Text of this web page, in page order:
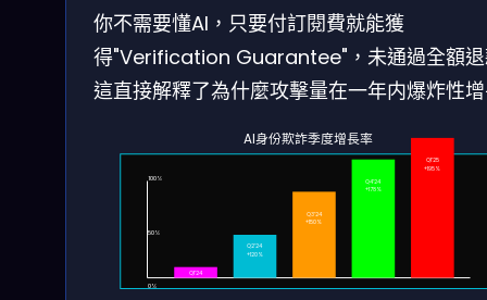
你不需要懂AI，只要付訂閱費就能獲
得"Verification Guarantee"，未通過全額
這直接解釋了為什麼攻擊量在一年内爆炸性
AI身份欺詐季度增長率
0%
50%
100%
Q1’24
Q2’24
+120%
Q3’24
+150%
Q4’24
+178%
Q1’25
+195%